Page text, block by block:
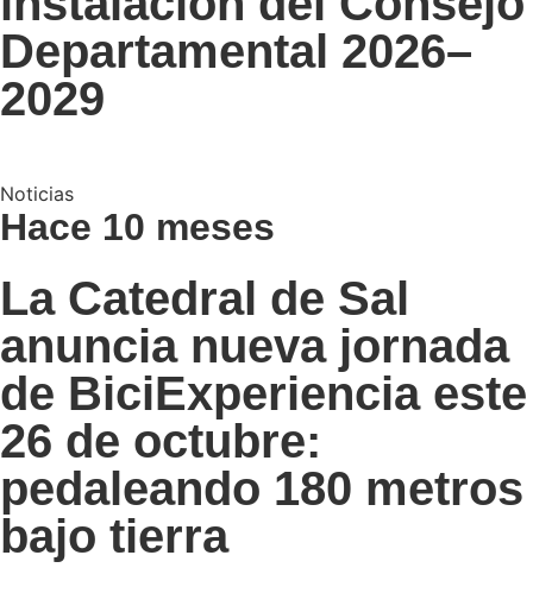
Departamental 2026–
2029
Noticias
Hace 10 meses
La Catedral de Sal
anuncia nueva jornada
de BiciExperiencia este
26 de octubre:
pedaleando 180 metros
bajo tierra